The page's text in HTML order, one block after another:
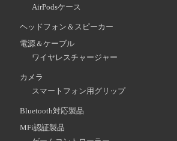
AirPodsケース
ヘッドフォン＆スピーカー
電源＆ケーブル
ワイヤレスチャージャー
カメラ
スマートフォン用グリップ
Bluetooth対応製品
MFi認証製品